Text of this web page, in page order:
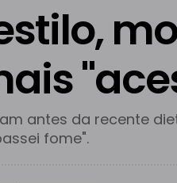
antes da recente
fome".